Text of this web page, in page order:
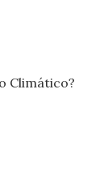
Climático?